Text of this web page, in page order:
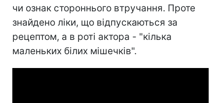
чи ознак стороннього втручання. Проте
знайдено ліки, що відпускаються за
рецептом, а в роті актора - "кілька
маленьких білих мішечків".